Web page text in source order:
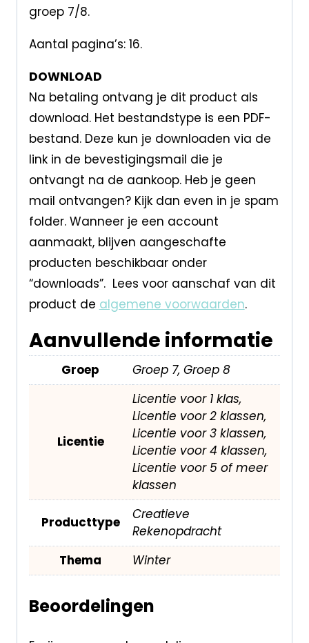
groep 7/8.
Aantal pagina’s: 16.
DOWNLOAD
Na betaling ontvang je dit product als
download. Het bestandstype is een PDF-
bestand. Deze kun je downloaden via de
link in de bevestigingsmail die je
ontvangt na de aankoop. Heb je geen
mail ontvangen? Kijk dan even in je spam
folder. Wanneer je een account
aanmaakt, blijven aangeschafte
producten beschikbaar onder
“downloads”. Lees voor aanschaf van dit
product de algemene voorwaarden.
Aanvullende informatie
Groep Groep 7, Groep 8
Licentie
Licentie voor 1 klas,
Licentie voor 2 klassen,
Licentie voor 3 klassen,
Licentie voor 4 klassen,
Licentie voor 5 of meer
klassen
Producttype
Creatieve
Rekenopdracht
Thema
Winter
Beoordelingen